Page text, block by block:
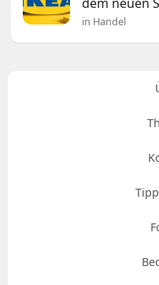
dem neuen
in Handel